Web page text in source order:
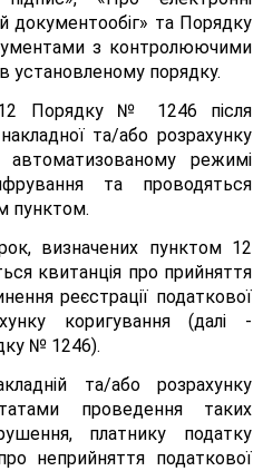
документообіг» та Порядку
з контролюючими
установленому порядку.
12 Порядку № 1246 після
та/або розрахунку
режимі
та проводяться
пунктом.
визначених пунктом 12
квитанція про прийняття
реєстрації податкової
коригування (далі -
№ 1246).
та/або розрахунку
проведення таких
платнику податку
неприйняття податкової